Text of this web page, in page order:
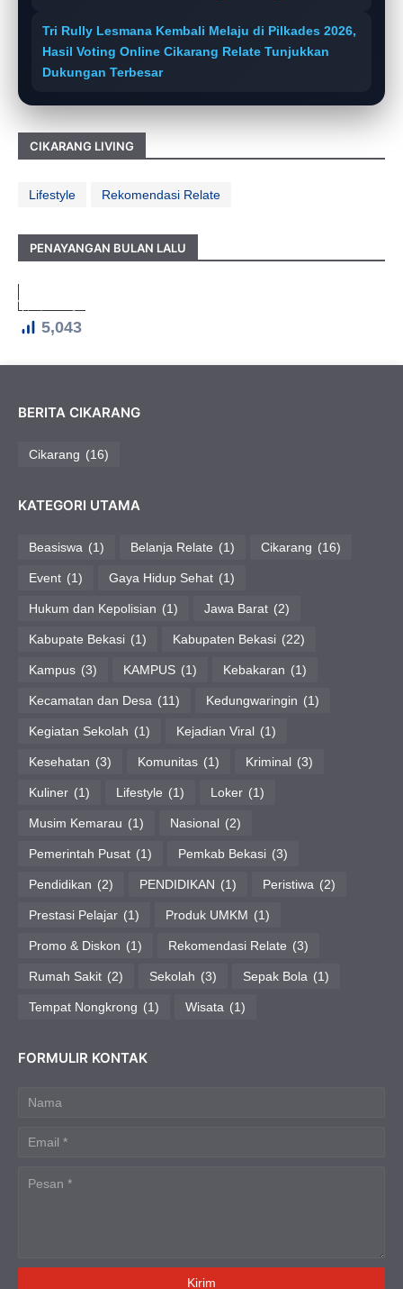
Tri Rully Lesmana Kembali Melaju di Pilkades 2026,
Hasil Voting Online Cikarang Relate Tunjukkan
Dukungan Terbesar
CIKARANG LIVING
Lifestyle Rekomendasi Relate
PENAYANGAN BULAN LALU
5,043
BERITA CIKARANG
Cikarang (16)
KATEGORI UTAMA
Beasiswa (1) Belanja Relate (1) Cikarang (16)
Event (1) Gaya Hidup Sehat (1)
Hukum dan Kepolisian (1) Jawa Barat (2)
Kabupate Bekasi (1) Kabupaten Bekasi (22)
Kampus (3) KAMPUS (1) Kebakaran (1)
Kecamatan dan Desa (11) Kedungwaringin (1)
Kegiatan Sekolah (1) Kejadian Viral (1)
Kesehatan (3) Komunitas (1) Kriminal (3)
Kuliner (1) Lifestyle (1) Loker (1)
Musim Kemarau (1) Nasional (2)
Pemerintah Pusat (1) Pemkab Bekasi (3)
Pendidikan (2) PENDIDIKAN (1) Peristiwa (2)
Prestasi Pelajar (1) Produk UMKM (1)
Promo & Diskon (1) Rekomendasi Relate (3)
Rumah Sakit (2) Sekolah (3) Sepak Bola (1)
Tempat Nongkrong (1) Wisata (1)
FORMULIR KONTAK